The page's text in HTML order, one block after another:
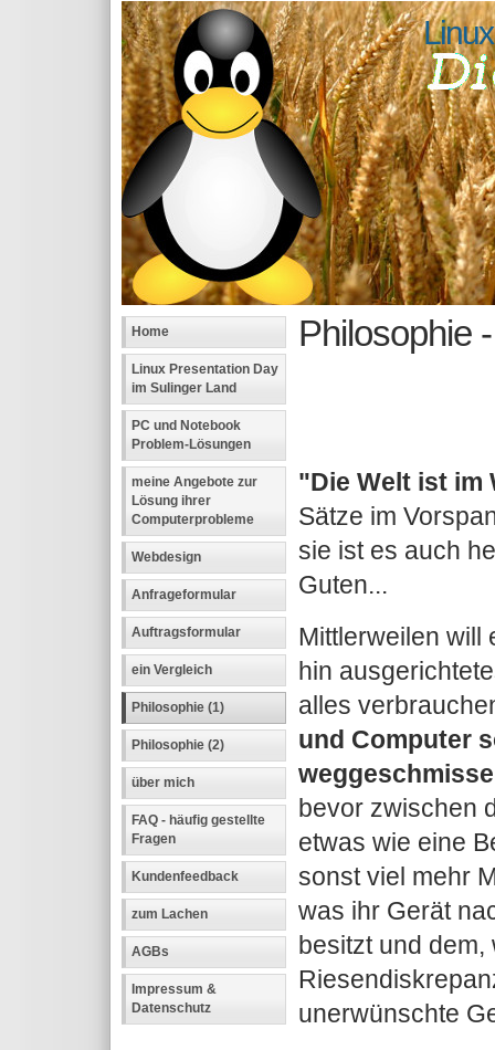
Home
Linux Presentation Day
im Sulinger Land
PC und Notebook
Problem-Lösungen
meine Angebote zur
Lösung ihrer
Computerprobleme
Webdesign
Anfrageformular
Auftragsformular
ein Vergleich
Philosophie (1)
Philosophie (2)
über mich
FAQ - häufig gestellte
Fragen
Kundenfeedback
zum Lachen
AGBs
Impressum &
Datenschutz
Philosophie
"Die Welt ist im
Sätze im
sie ist es auch
Guten...
Mittlerweilen will
hin
alles
und Computer
bevor zwischen
etwas wie eine
sonst viel mehr
was ihr Gerät
besitzt und
unerwünschte